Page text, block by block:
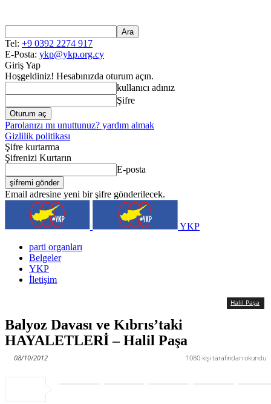
Tel: +9 0392 2274 917
E-Posta: ykp@ykp.org.cy
Giriş Yap
Hoşgeldiniz! Hesabınızda oturum açın.
kullanıcı adınız
Şifre
Parolanızı mı unuttunuz? yardım almak
Gizlilik politikası
Şifre kurtarma
Şifrenizi Kurtarın
E-posta
Email adresine yeni bir şifre gönderilecek.
YKP
parti organları
Belgeler
YKP
İletişim
Halil Paşa
Balyoz Davası ve Kıbrıs’taki
HAYALETLERİ – Halil Paşa
1080 kişi tarafından okundu
08/10/2012